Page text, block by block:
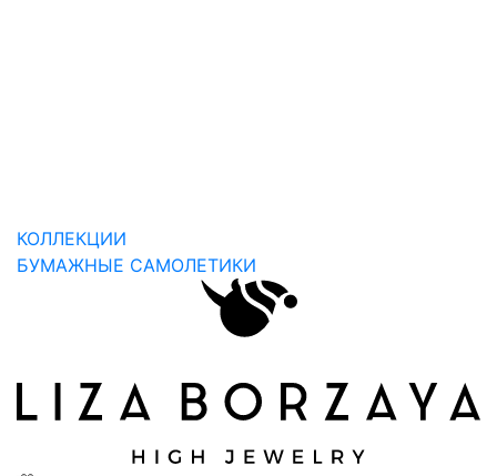
КОЛЛЕКЦИИ
БУМАЖНЫЕ САМОЛЕТИКИ